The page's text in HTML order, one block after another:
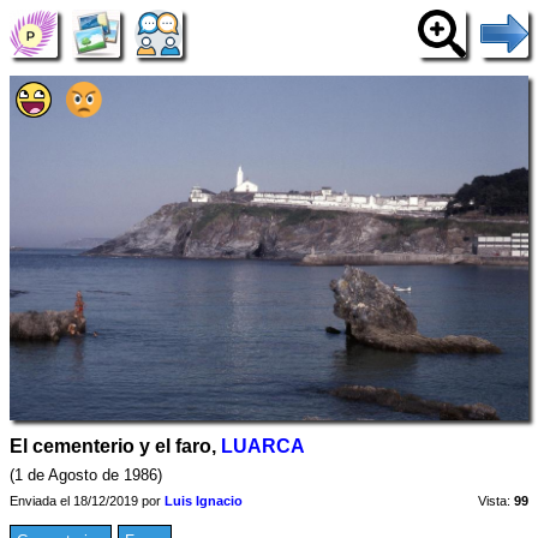
El cementerio y el faro, LUARCA
(1 de Agosto de 1986)
Enviada el 18/12/2019 por Luis Ignacio Vista: 99